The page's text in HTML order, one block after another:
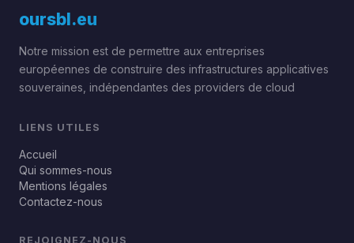
oursbl.eu
Notre mission est de permettre aux entreprises
européennes de construire des infrastructures applicatives
souveraines, indépendantes des providers de cloud
LIENS UTILES
Accueil
Qui sommes-nous
Mentions légales
Contactez-nous
REJOIGNEZ-NOUS